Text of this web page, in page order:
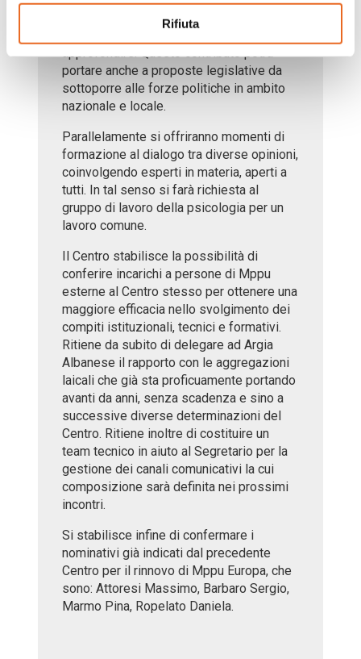
Rifiuta
contributo originale di Mppu Italia sugli
approfondire. Questo contributo potrà
portare anche a proposte legislative da
sottoporre alle forze politiche in ambito
nazionale e locale.
Parallelamente si offriranno momenti di
formazione al dialogo tra diverse opinioni,
coinvolgendo esperti in materia, aperti a
tutti. In tal senso si farà richiesta al
gruppo di lavoro della psicologia per un
lavoro comune.
Il Centro stabilisce la possibilità di
conferire incarichi a persone di Mppu
esterne al Centro stesso per ottenere una
maggiore efficacia nello svolgimento dei
compiti istituzionali, tecnici e formativi.
Ritiene da subito di delegare ad Argia
Albanese il rapporto con le aggregazioni
laicali che già sta proficuamente portando
avanti da anni, senza scadenza e sino a
successive diverse determinazioni del
Centro. Ritiene inoltre di costituire un
team tecnico in aiuto al Segretario per la
gestione dei canali comunicativi la cui
composizione sarà definita nei prossimi
incontri.
Si stabilisce infine di confermare i
nominativi già indicati dal precedente
Centro per il rinnovo di Mppu Europa, che
sono: Attoresi Massimo, Barbaro Sergio,
Marmo Pina, Ropelato Daniela.